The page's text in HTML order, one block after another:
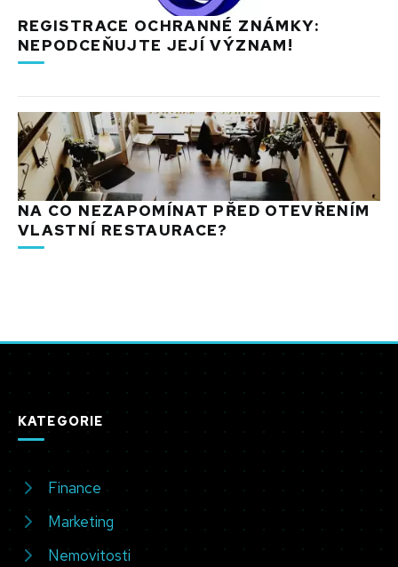
REGISTRACE OCHRANNÉ ZNÁMKY:
NEPODCEŇUJTE JEJÍ VÝZNAM!
NA CO NEZAPOMÍNAT PŘED OTEVŘENÍM
VLASTNÍ RESTAURACE?
KATEGORIE
Finance
Marketing
Nemovitosti